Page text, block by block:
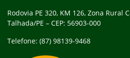
Rodovia PE 320, KM 126, Zona Rural
Talhada/PE – CEP: 56903-000
Telefone: (87) 98139-9468